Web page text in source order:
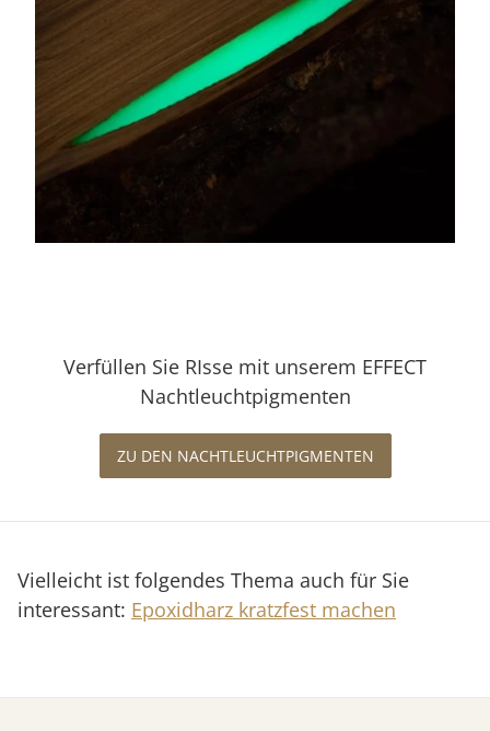
Verfüllen Sie RIsse mit unserem EFFECT
Nachtleuchtpigmenten
ZU DEN NACHTLEUCHTPIGMENTEN
Vielleicht ist folgendes Thema auch für Sie
interessant: Epoxidharz kratzfest machen